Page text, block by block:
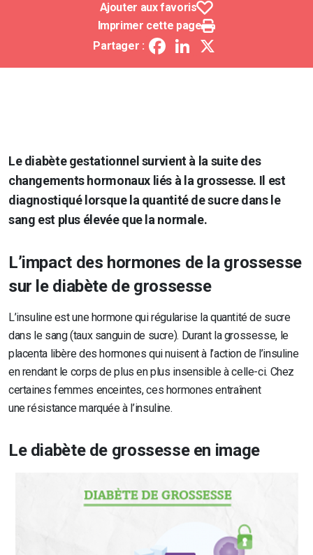
Partager : FacebookLinkedIn
Imprimer cette page
Ajouter aux favoris
Le diabète gestationnel survient à la suite des
changements hormonaux liés à la grossesse. Il est
diagnostiqué lorsque la quantité de sucre dans le
sang est plus élevée que la normale.
L’impact des hormones de la grossesse
sur le diabète de grossesse
L’insuline est une hormone qui régularise la quantité de sucre
dans le sang (taux sanguin de sucre). Durant la grossesse, le
placenta libère des hormones qui nuisent à l’action de l’insuline
en rendant le corps de plus en plus insensible à celle-ci. Chez
certaines femmes enceintes, ces hormones entraînent
une résistance marquée à l’insuline.
Le diabète de grossesse en image